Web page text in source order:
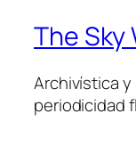
The Sky
Archivística
periodicidad